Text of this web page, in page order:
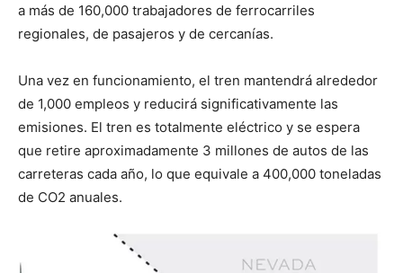
a más de 160,000 trabajadores de ferrocarriles
regionales, de pasajeros y de cercanías.
Una vez en funcionamiento, el tren mantendrá alrededor
de 1,000 empleos y reducirá significativamente las
emisiones. El tren es totalmente eléctrico y se espera
que retire aproximadamente 3 millones de autos de las
carreteras cada año, lo que equivale a 400,000 toneladas
de CO2 anuales.